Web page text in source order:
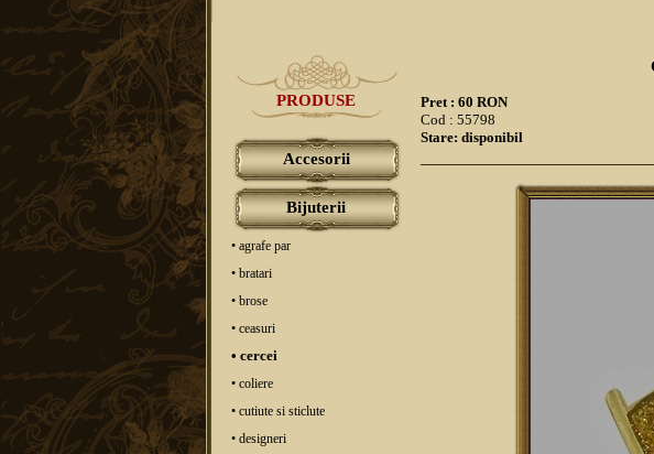
PRODUSE
Accesorii
Bijuterii
• agrafe par
• bratari
• brose
• ceasuri
• cercei
• coliere
• cutiute si sticlute
• designeri
Pret : 60 RON
Cod : 55798
Stare: disponibil